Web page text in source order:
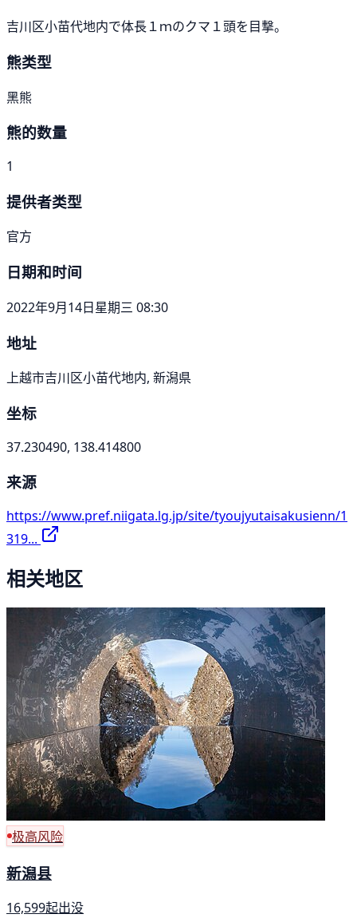
吉川区小苗代地内で体長１ｍのクマ１頭を目撃。
熊类型
黑熊
熊的数量
1
提供者类型
官方
日期和时间
2022年9月14日星期三 08:30
地址
上越市吉川区小苗代地内, 新潟県
坐标
37.230490, 138.414800
来源
https://www.pref.niigata.lg.jp/site/tyoujyutaisakusienn/1
319...
相关地区
极高风险
新潟县
16,599起出没